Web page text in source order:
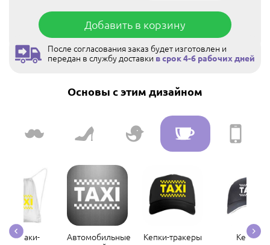
Добавить в корзину
После согласования заказ будет изготовлен и
передан в службу доставки в срок 4-6 рабочих дней
Основы с этим дизайном
Рюкзаки-
Автомобильные
Кепки-тракеры Кепки